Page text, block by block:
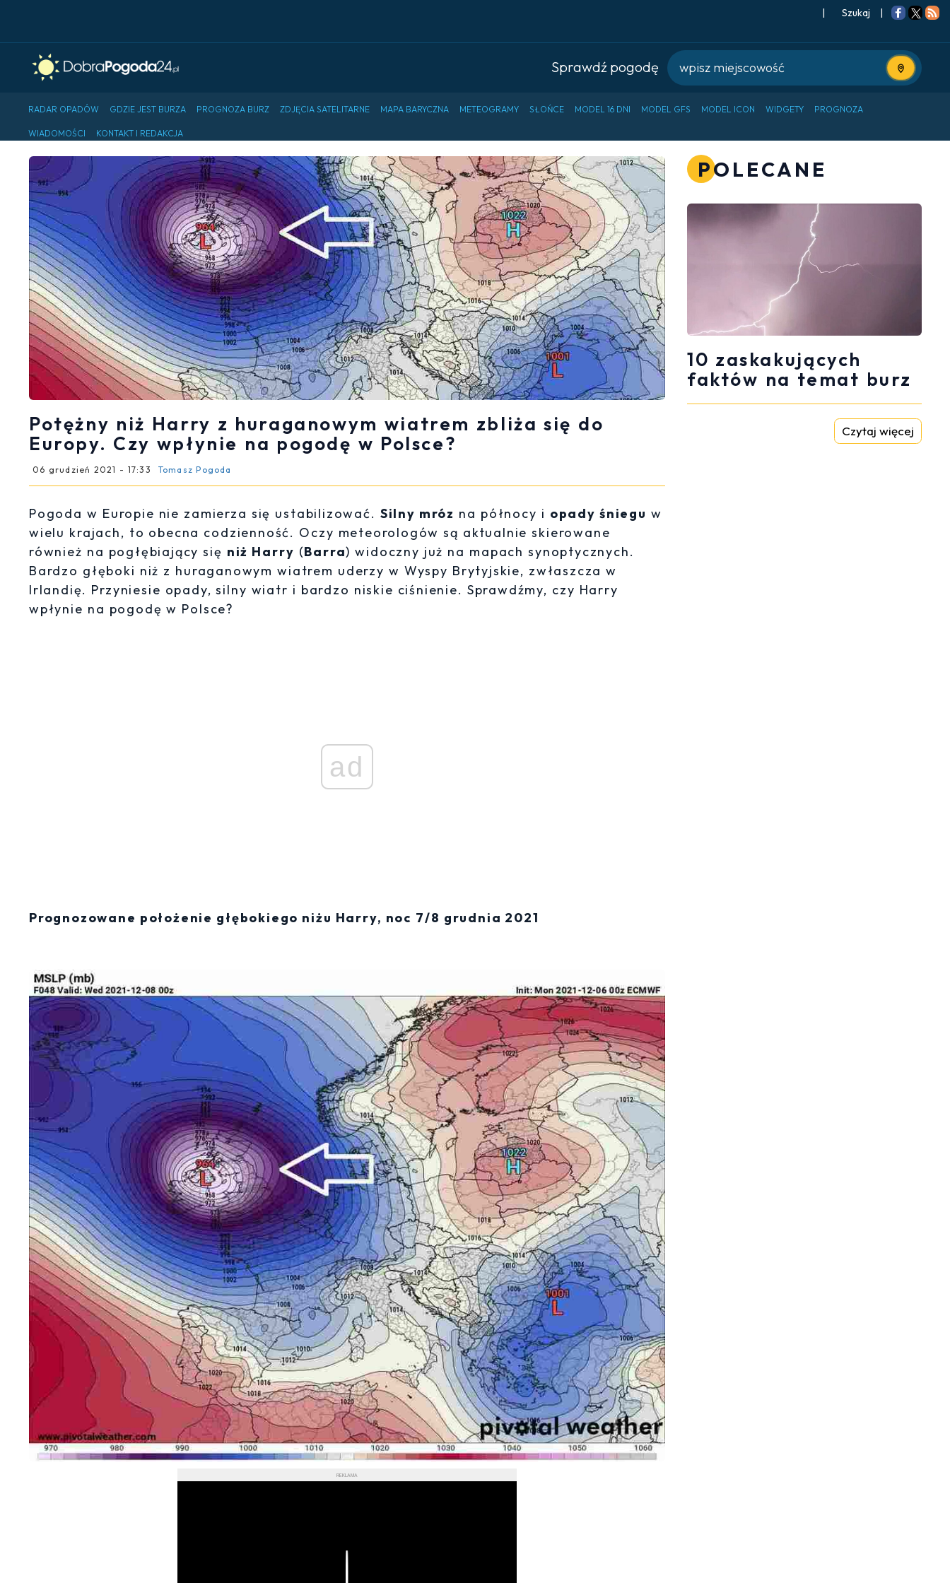
| |
Sprawdź pogodę Użyj
RADAR OPADÓW GDZIE JEST BURZA PROGNOZA BURZ ZDJĘCIA SATELITARNE MAPA BARYCZNA METEOGRAMY SŁOŃCE MODEL 16 DNI MODEL GFS MODEL ICON WIDGETY PROGNOZA
WIADOMOŚCI KONTAKT I REDAKCJA
Potężny niż Harry z huraganowym wiatrem zbliża się do
Europy. Czy wpłynie na pogodę w Polsce?
06 grudzień 2021 - 17:33 Tomasz Pogoda
Pogoda w Europie nie zamierza się ustabilizować. Silny mróz na północy i opady śniegu w
wielu krajach, to obecna codzienność. Oczy meteorologów są aktualnie skierowane
również na pogłębiający się niż Harry (Barra) widoczny już na mapach synoptycznych.
Bardzo głęboki niż z huraganowym wiatrem uderzy w Wyspy Brytyjskie, zwłaszcza w
Irlandię. Przyniesie opady, silny wiatr i bardzo niskie ciśnienie. Sprawdźmy, czy Harry
wpłynie na pogodę w Polsce?
ad
Prognozowane położenie głębokiego niżu Harry, noc 7/8 grudnia 2021
REKLAMA
POLECANE
10 zaskakujących
faktów na temat burz
Czytaj więcej